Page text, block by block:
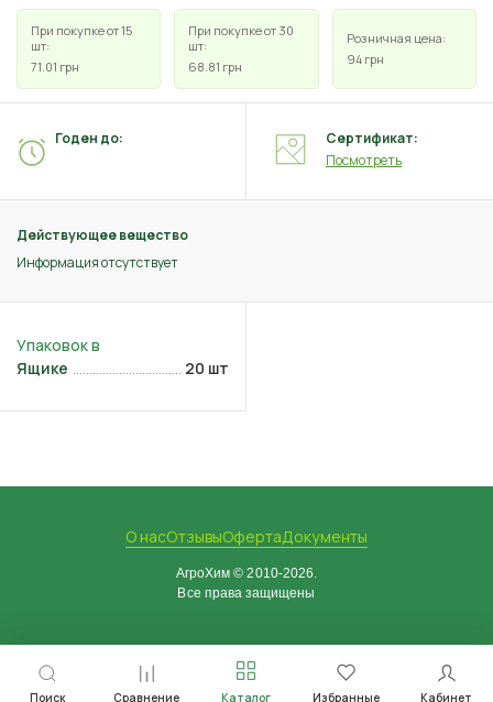
Поиск Сравнение Каталог Избранные Кабинет
При покупке от 15
шт:
71.01 грн
При покупке от 30
шт:
68.81 грн
Розничная цена:
94 грн
Действующее вещество
Информация отсутствует
Годен до:
Сертификат:
Посмотреть
Ящике 20 шт
О насОтзывыОфертаДокументы
АгроХим © 2010-2026.
Все права защищены